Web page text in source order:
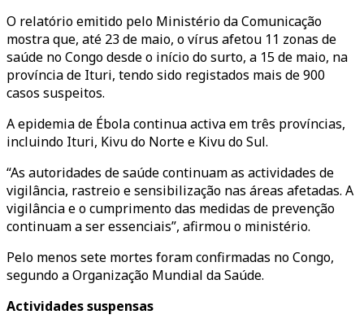
O relatório emitido pelo Ministério da Comunicação
mostra que, até 23 de maio, o vírus afetou 11 zonas de
saúde no Congo desde o início do surto, a 15 de maio, na
província de Ituri, tendo sido registados mais de 900
casos suspeitos.
A epidemia de Ébola continua activa em três províncias,
incluindo Ituri, Kivu do Norte e Kivu do Sul.
“As autoridades de saúde continuam as actividades de
vigilância, rastreio e sensibilização nas áreas afetadas. A
vigilância e o cumprimento das medidas de prevenção
continuam a ser essenciais”, afirmou o ministério.
Pelo menos sete mortes foram confirmadas no Congo,
segundo a Organização Mundial da Saúde.
Actividades suspensas